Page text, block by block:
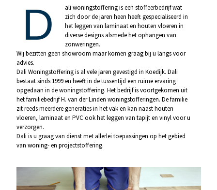
D
ali woningstoffering is een stoffeerbedrijf wat
zich door de jaren heen heeft gespecialiseerd in
het leggen van laminaat en houten vloeren in
diverse designs alsmede het ophangen van
zonweringen.
Wij bezitten geen showroom maar komen graag bij u langs voor
advies.
Dali Woningstoffering is al vele jaren gevestigd in Koedijk. Dali
bestaat sinds 1999 en heeft in de tussentijd een ruime ervaring
opgedaan in de woningstoffering. Het bedrijf is voortgekomen uit
het familiebedrijf H. van der Linden woningstofferingen. De familie
zit reeds meerdere generaties in het vak en kan naast houten
vloeren, laminaat en PVC ook het leggen van tapijt en vinyl voor u
verzorgen.
Dali is u graag van dienst met allerlei toepassingen op het gebied
van woning- en projectstoffering.